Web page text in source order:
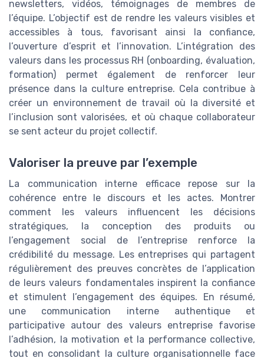
newsletters, vidéos, témoignages de membres de
l’équipe. L’objectif est de rendre les valeurs visibles et
accessibles à tous, favorisant ainsi la confiance,
l’ouverture d’esprit et l’innovation. L’intégration des
valeurs dans les processus RH (onboarding, évaluation,
formation) permet également de renforcer leur
présence dans la culture entreprise. Cela contribue à
créer un environnement de travail où la diversité et
l’inclusion sont valorisées, et où chaque collaborateur
se sent acteur du projet collectif.
Valoriser la preuve par l’exemple
La communication interne efficace repose sur la
cohérence entre le discours et les actes. Montrer
comment les valeurs influencent les décisions
stratégiques, la conception des produits ou
l’engagement social de l’entreprise renforce la
crédibilité du message. Les entreprises qui partagent
régulièrement des preuves concrètes de l’application
de leurs valeurs fondamentales inspirent la confiance
et stimulent l’engagement des équipes. En résumé,
une communication interne authentique et
participative autour des valeurs entreprise favorise
l’adhésion, la motivation et la performance collective,
tout en consolidant la culture organisationnelle face